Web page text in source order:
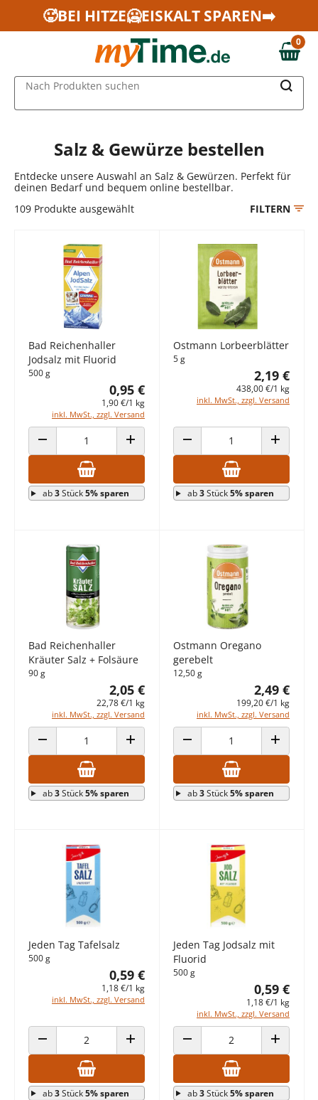
Zum Hauptinhalt springen
Zur Navigation springen
Zur Suche springen
🥵BEI HITZE🥶EISKALT SPAREN➡️
0,00 €
0
Nach Produkten suchen
Salz & Gewürze bestellen
Entdecke unsere Auswahl an Salz & Gewürzen. Perfekt für
deinen Bedarf und bequem online bestellbar.
109 Produkte ausgewählt FILTERN
Bad Reichenhaller
Jodsalz mit Fluorid
500 g
0,95 €
1,90 €/1 kg
inkl. MwSt., zzgl. Versand
ANZAHL VERRINGERN ANZAHL ERHÖHEN
ab3Stück5% sparen
Ostmann Lorbeerblätter
5 g
2,19 €
438,00 €/1 kg
inkl. MwSt., zzgl. Versand
ANZAHL VERRINGERN ANZAHL
ab3Stück5% sparen
Bad Reichenhaller
Kräuter Salz + Folsäure
90 g
2,05 €
22,78 €/1 kg
inkl. MwSt., zzgl. Versand
ANZAHL VERRINGERN ANZAHL ERHÖHEN
ab3Stück5% sparen
Ostmann Oregano
gerebelt
12,50 g
2,49 €
199,20 €/1 kg
inkl. MwSt., zzgl. Versand
ANZAHL VERRINGERN ANZAHL
ab3Stück5% sparen
Jeden Tag Tafelsalz
500 g
0,59 €
1,18 €/1 kg
inkl. MwSt., zzgl. Versand
ANZAHL VERRINGERN ANZAHL ERHÖHEN
ab3Stück5% sparen
Jeden Tag Jodsalz mit
Fluorid
500 g
0,59 €
1,18 €/1 kg
inkl. MwSt., zzgl. Versand
ANZAHL VERRINGERN ANZAHL
ab3Stück5% sparen